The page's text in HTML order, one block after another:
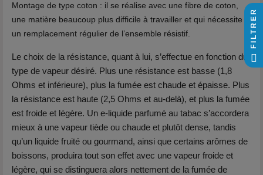
Montage de type coton : il se réalise avec une fibre de coton,
une matière beaucoup plus difficile à travailler et qui nécessite
un remplacement régulier de l’ensemble résistif.
Le choix de la résistance, quant à lui, s’effectue en fonction du
type de vapeur désiré. Plus une résistance est basse (1,8
Ohms et inférieure), plus la fumée est chaude et épaisse. Plus
la résistance est haute (2,5 Ohms et au-delà), et plus la fumée
est froide et légère. Un e-liquide parfumé au tabac s’accordera
mieux à une vapeur tiède ou chaude et plutôt dense, tandis
qu’un liquide fruité ou gourmand, ainsi que certains arômes de
boissons, produira tout son effet avec une vapeur froide et
légère, qui se distinguera alors nettement de la fumée de
FILTRER